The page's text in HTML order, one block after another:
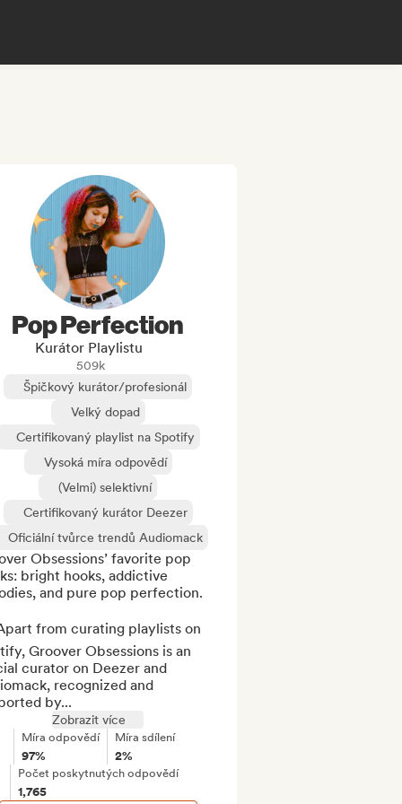
Pop Perfection
Kurátor Playlistu
509k
Špičkový kurátor/profesionál
Velký dopad
Certifikovaný playlist na Spotify
Vysoká míra odpovědí
(Velmi) selektivní
Certifikovaný kurátor Deezer
Oficiální tvůrce trendů Audiomack
Obsessions’ favorite pop
bright hooks, addictive
and pure pop perfection.
from curating playlists on
Groover Obsessions is an
curator on Deezer and
recognized and
by...
Zobrazit více
Míra odpovědí
97%
Míra sdílení
2%
Počet poskytnutých odpovědí
1,765